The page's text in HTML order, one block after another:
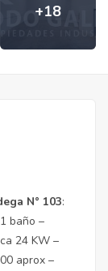
+18
N° 103:
baño –
24 KW –
aprox –